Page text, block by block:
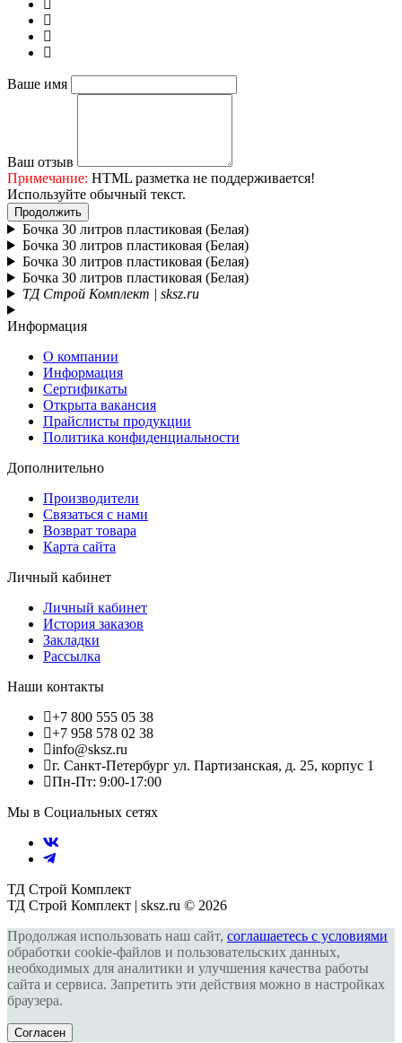
Ваше имя
Ваш отзыв
Примечание: HTML разметка не поддерживается!
Используйте обычный текст.
Продолжить
Бочка 30 литров пластиковая (Белая)
Бочка 30 литров пластиковая (Белая)
Бочка 30 литров пластиковая (Белая)
Бочка 30 литров пластиковая (Белая)
ТД Строй Комплект | sksz.ru
Информация
О компании
Информация
Сертификаты
Открыта вакансия
Прайслисты продукции
Политика конфиденциальности
Дополнительно
Производители
Связаться с нами
Возврат товара
Карта сайта
Личный кабинет
Личный кабинет
История заказов
Закладки
Рассылка
Наши контакты
+7 800 555 05 38
+7 958 578 02 38
info@sksz.ru
г. Санкт-Петербург ул. Партизанская, д. 25, корпус 1
Пн-Пт: 9:00-17:00
Мы в Социальных сетях
ТД Строй Комплект
ТД Строй Комплект | sksz.ru © 2026
Продолжая использовать наш сайт, соглашаетесь с условиями
обработки cookie-файлов и пользовательских данных,
необходимых для аналитики и улучшения качества работы
сайта и сервиса. Запретить эти действия можно в настройках
браузера.
Согласен